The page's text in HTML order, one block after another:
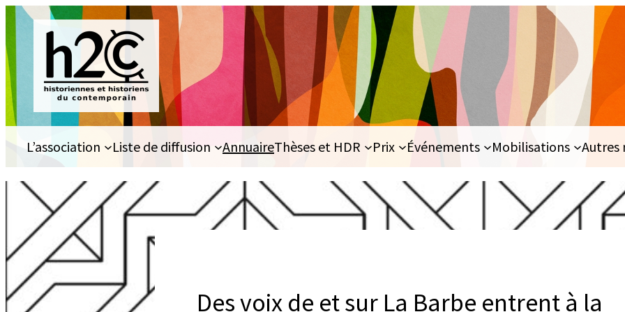
Aller
au
contenu
L’association Liste de diffusion AnnuaireThèses et HDR Prix Événements Mobilisations Autres
Des voix de et sur La Barbe entrent à la